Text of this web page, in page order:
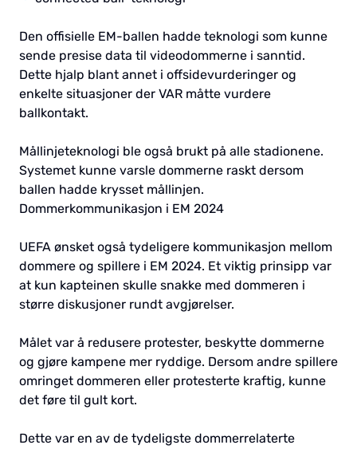
Den offisielle EM-ballen hadde teknologi som kunne
sende presise data til videodommerne i sanntid.
Dette hjalp blant annet i offsidevurderinger og
enkelte situasjoner der VAR måtte vurdere
ballkontakt.
Mållinjeteknologi ble også brukt på alle stadionene.
Systemet kunne varsle dommerne raskt dersom
ballen hadde krysset mållinjen.
Dommerkommunikasjon i EM 2024
UEFA ønsket også tydeligere kommunikasjon mellom
dommere og spillere i EM 2024. Et viktig prinsipp var
at kun kapteinen skulle snakke med dommeren i
større diskusjoner rundt avgjørelser.
Målet var å redusere protester, beskytte dommerne
og gjøre kampene mer ryddige. Dersom andre spillere
omringet dommeren eller protesterte kraftig, kunne
det føre til gult kort.
Dette var en av de tydeligste dommerrelaterte